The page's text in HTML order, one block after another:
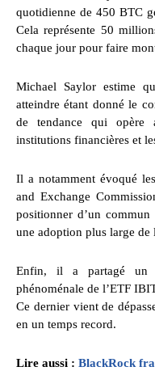
quotidienne de 450 BTC
Cela représente 50
chaque jour pour faire
Michael Saylor estime
atteindre étant donné le
de tendance qui opère
institutions financières et
Il a notamment évoqué
and Exchange
positionner d’un
une adoption plus large de
Enfin, il a partagé un
phénoménale de l’ETF
Ce dernier vient de
en un temps record.
Lire aussi : BlackRock